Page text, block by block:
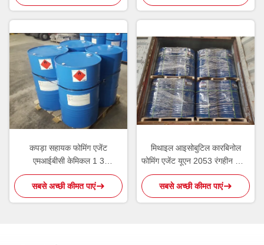
कपड़ा सहायक फोमिंग एजेंट
एमआईबीसी केमिकल 1 3
डाइमिथाइलबुटानोल
सबसे अच्छी कीमत पाएं
मिथाइल आइसोबुटिल कारबिनोल
फोमिंग एजेंट यूएन 2053 रंगहीन स्थिर
तरल
सबसे अच्छी कीमत पाएं